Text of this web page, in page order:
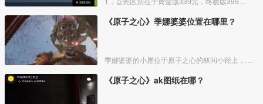
《原子之心》季娜婆婆位置在哪里？
《原子之心》ak图纸在哪？